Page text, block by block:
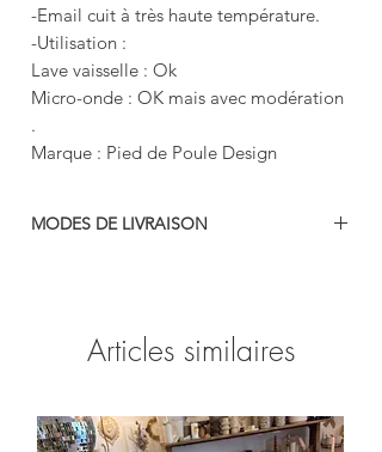
-Email cuit à très haute température.
-Utilisation :
Lave vaisselle : Ok
Micro-onde : OK mais avec modération
.
Marque : Pied de Poule Design
MODES DE LIVRAISON
Articles similaires